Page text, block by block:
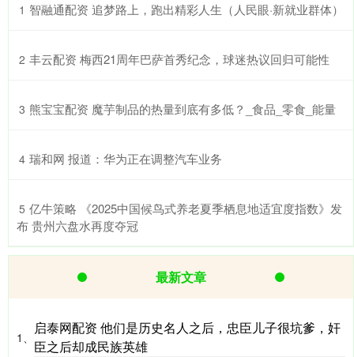
1 ​智融通配资 追梦路上，跑出精彩人生（人民眼·新就业群体）
2 ​丰云配资 梅西21周年巴萨首秀纪念，球迷热议回归可能性
3 ​熊宝宝配资 魔芋制品的热量到底有多低？_食品_零食_能量
4 ​瑞和网 报道：华为正在调整汽车业务
5 ​亿牛策略 《2025中国候鸟式养老夏季栖息地适宜度指数》发
布 贵州六盘水再度夺冠
最新文章
1、
启泰网配资 他们是历史名人之后，忠臣儿子很坑爹，奸
臣之后却成民族英雄